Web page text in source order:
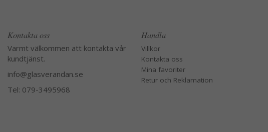
Kontakta oss
Varmt välkommen att kontakta vår
kundtjänst.
info@glasverandan.se
Tel: 079-3495968
Handla
Villkor
Kontakta oss
Mina favoriter
Retur och Reklamation